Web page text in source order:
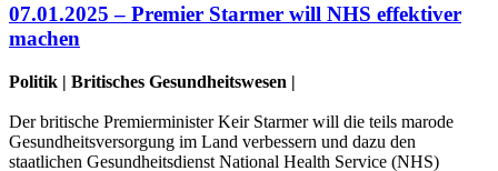
07.01.2025 – Premier Starmer will NHS effektiver
machen
Politik | Britisches Gesundheitswesen |
Der britische Premierminister Keir Starmer will die teils marode
Gesundheitsversorgung im Land verbessern und dazu den
staatlichen Gesundheitsdienst National Health Service (NHS)